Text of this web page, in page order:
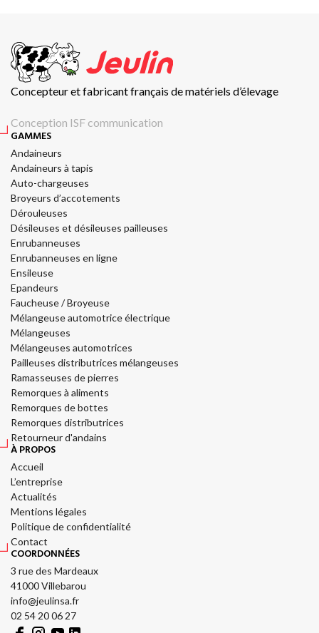
Concepteur et fabricant français de matériels d’élevage
Conception ISF communication
GAMMES
Andaineurs
Andaineurs à tapis
Auto-chargeuses
Broyeurs d’accotements
Dérouleuses
Désileuses et désileuses pailleuses
Enrubanneuses
Enrubanneuses en ligne
Ensileuse
Epandeurs
Faucheuse / Broyeuse
Mélangeuse automotrice électrique
Mélangeuses
Mélangeuses automotrices
Pailleuses distributrices mélangeuses
Ramasseuses de pierres
Remorques à aliments
Remorques de bottes
Remorques distributrices
Retourneur d'andains
À PROPOS
Accueil
L’entreprise
Actualités
Mentions légales
Politique de confidentialité
Contact
COORDONNÉES
3 rue des Mardeaux
41000 Villebarou
info@jeulinsa.fr
02 54 20 06 27